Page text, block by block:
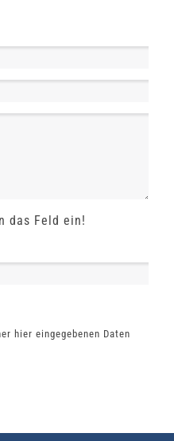
das Feld ein!
hier eingegebenen Daten